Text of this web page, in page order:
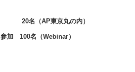
20名（AP東京丸の内）
加 100名（Webinar）